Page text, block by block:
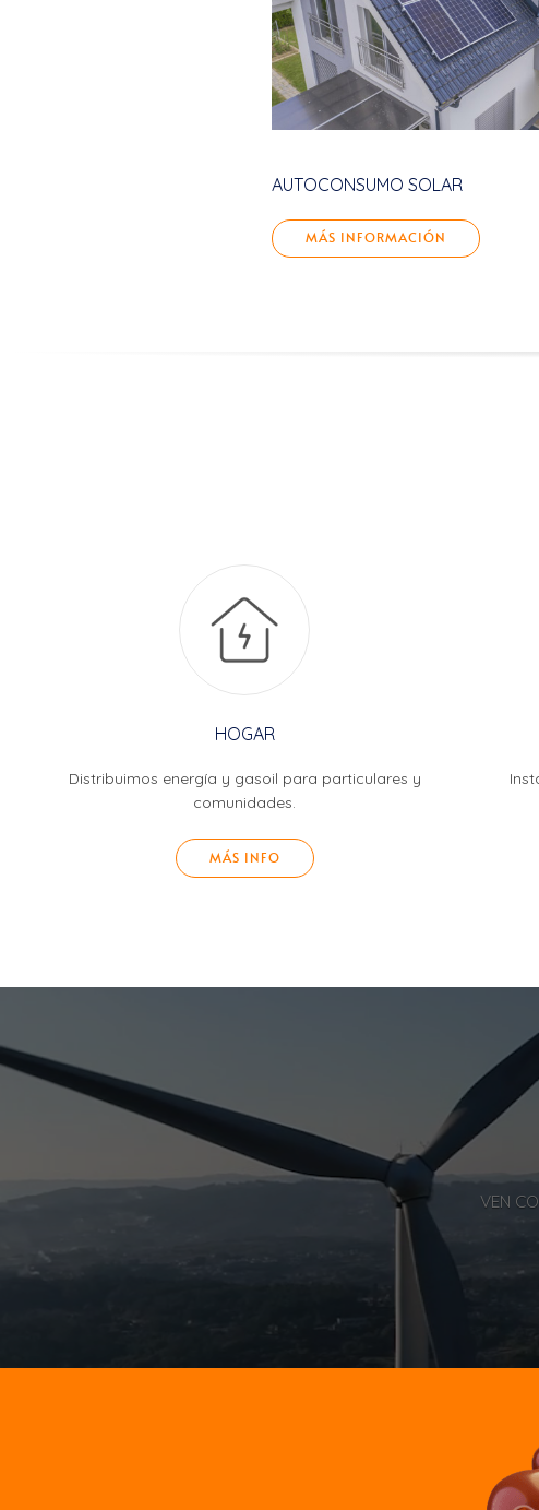
AUTOCONSUMO SOLAR
MÁS INFORMACIÓN
HOGAR
Distribuimos energía y gasoil para particulares y
comunidades.
MÁS INFO
VEN